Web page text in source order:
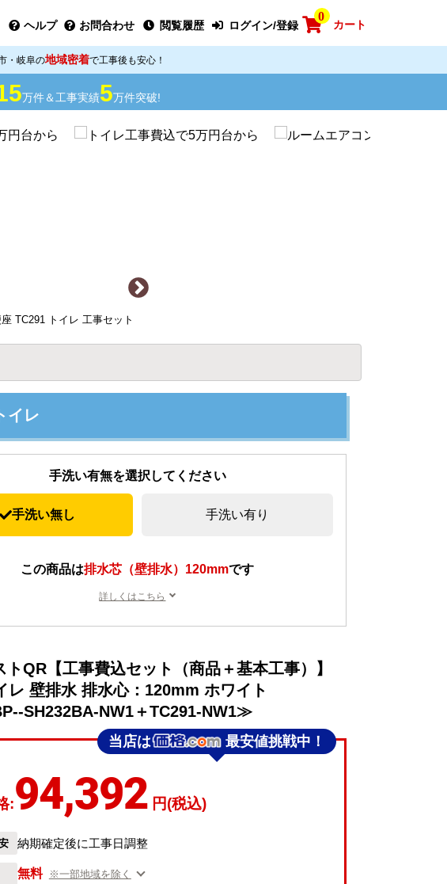
ヘルプ お問合わせ 閲覧履歴 ログイン/登録
0
カート
・岐阜の地域密着で工事後も安心！
万件＆工事実績5万件突破!
TC291 トイレ 工事セット
イレ
手洗い有無を選択してください
手洗い無し 手洗い有り
この商品は排水芯（壁排水）120mmです
詳しくはこちら
トQR【工事費込セット（商品＋基本工事）】
レ 壁排水 排水心：120mm ホワイト
SH232BA-NW1＋TC291-NW1≫
当店は 最安値挑戦中！
:94,392 円(税込)
納期確定後に工事日調整
無料 ※一部地域を除く